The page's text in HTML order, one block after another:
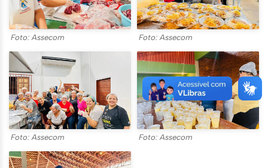
Foto: Assecom Foto: Assecom
Foto: Assecom Foto: Assecom